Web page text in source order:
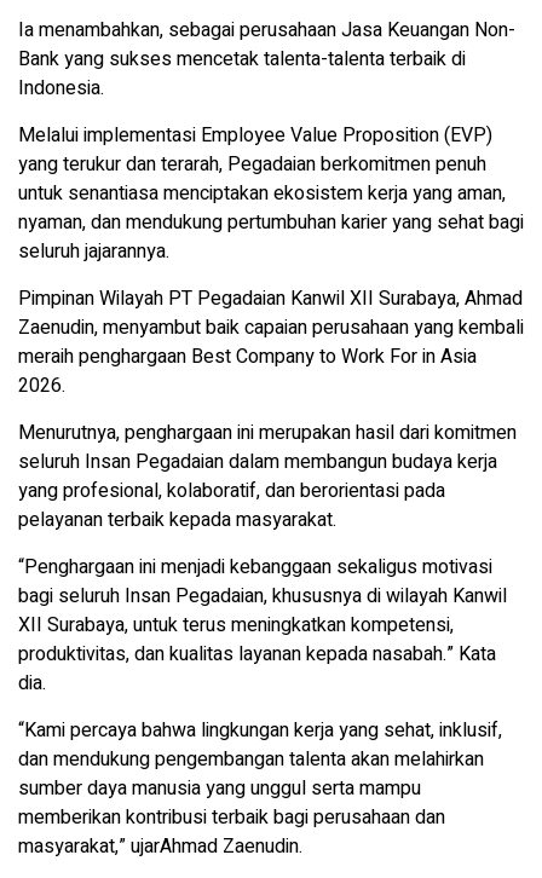
Ia menambahkan, sebagai perusahaan Jasa Keuangan Non-
Bank yang sukses mencetak talenta-talenta terbaik di
Indonesia.
Melalui implementasi Employee Value Proposition (EVP)
yang terukur dan terarah, Pegadaian berkomitmen penuh
untuk senantiasa menciptakan ekosistem kerja yang aman,
nyaman, dan mendukung pertumbuhan karier yang sehat bagi
seluruh jajarannya.
Pimpinan Wilayah PT Pegadaian Kanwil XII Surabaya, Ahmad
Zaenudin, menyambut baik capaian perusahaan yang kembali
meraih penghargaan Best Company to Work For in Asia
2026.
Menurutnya, penghargaan ini merupakan hasil dari komitmen
seluruh Insan Pegadaian dalam membangun budaya kerja
yang profesional, kolaboratif, dan berorientasi pada
pelayanan terbaik kepada masyarakat.
“Penghargaan ini menjadi kebanggaan sekaligus motivasi
bagi seluruh Insan Pegadaian, khususnya di wilayah Kanwil
XII Surabaya, untuk terus meningkatkan kompetensi,
produktivitas, dan kualitas layanan kepada nasabah.” Kata
dia.
“Kami percaya bahwa lingkungan kerja yang sehat, inklusif,
dan mendukung pengembangan talenta akan melahirkan
sumber daya manusia yang unggul serta mampu
memberikan kontribusi terbaik bagi perusahaan dan
masyarakat,” ujarAhmad Zaenudin.